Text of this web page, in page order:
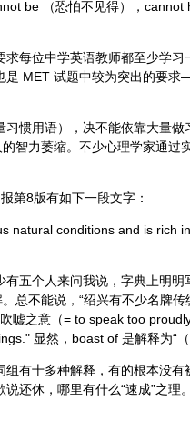
be （恐怕不见得），
每位中学英语教师都至少学
是 MET 试题中较为突出的要
习惯用语），决不能依靠大量
智力萎缩。不少心理学家通过
第8版有如下一段文字：
natural conditions and is rich
有五个人来问我说，字典上明
总不能说，“绍兴有不少名牌
嘘之意（= to speak too
显然，boast of 是解释为“
有十多种解释，有的根本没
还休，哪里有什么“速成”之理。